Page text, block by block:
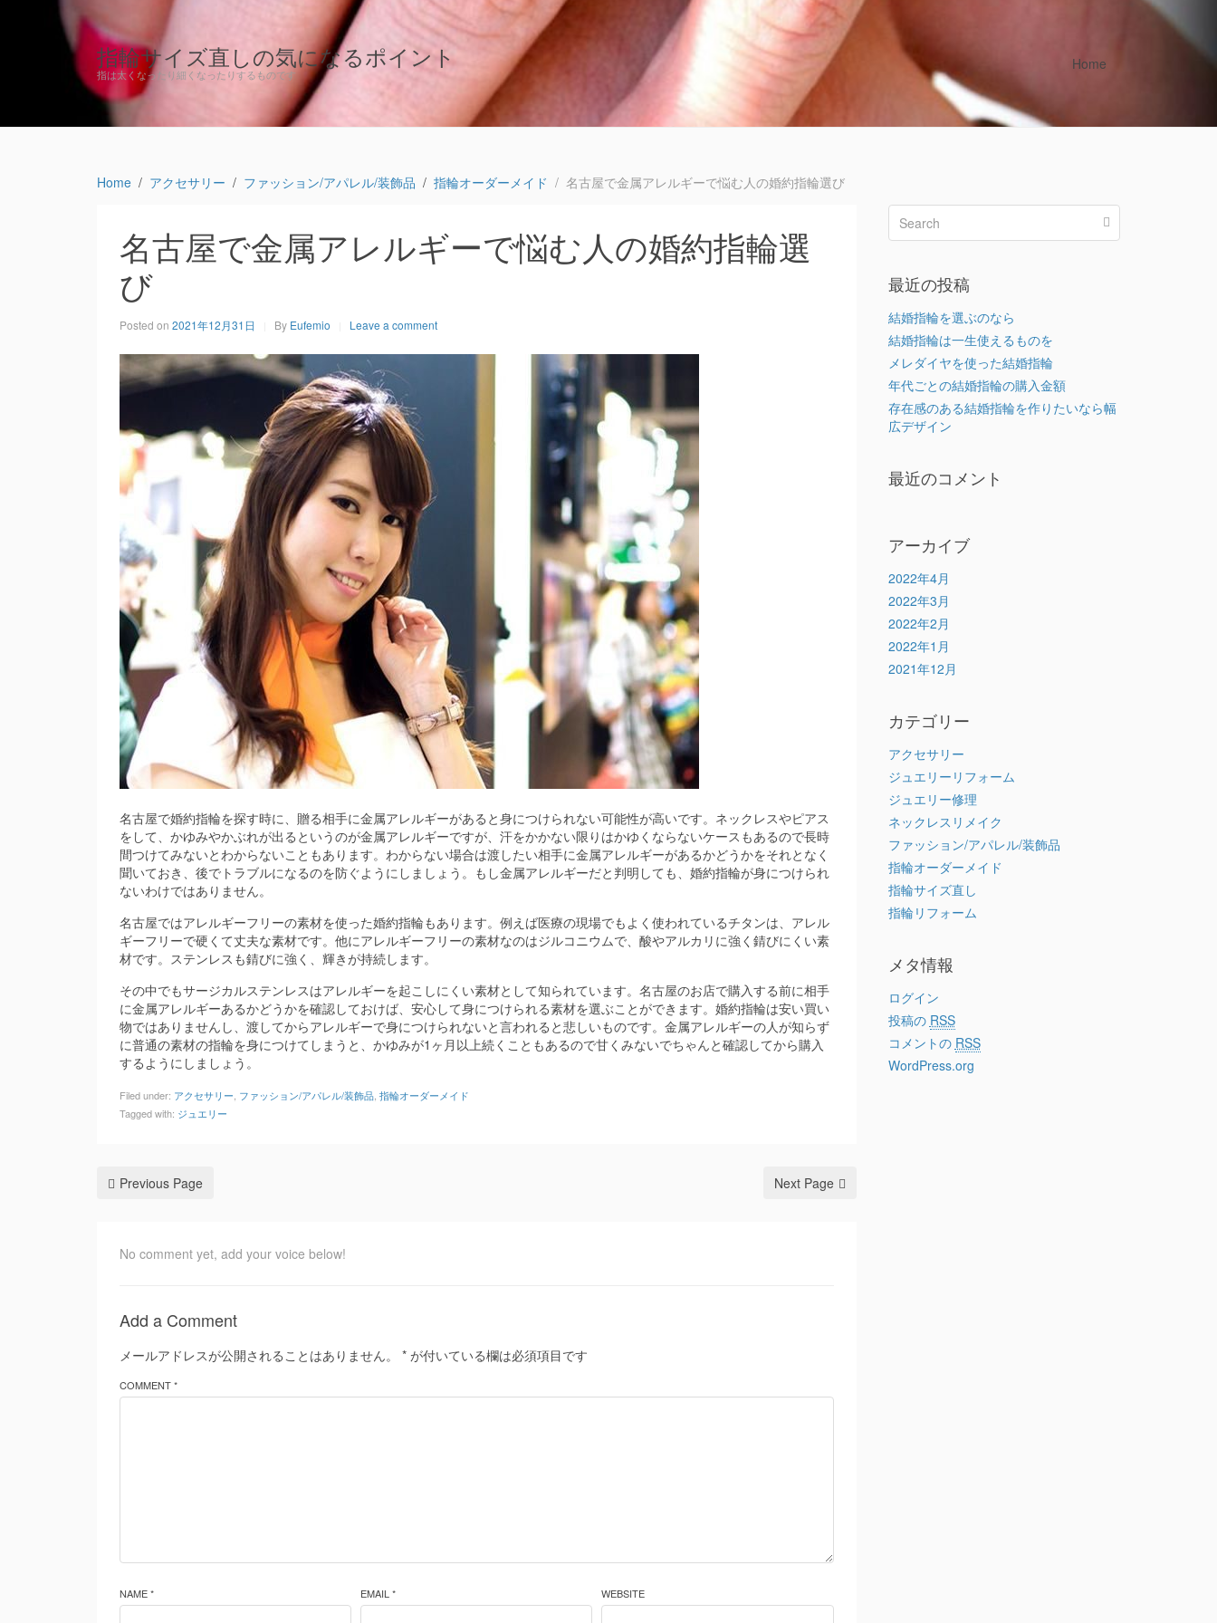
指輪サイズ直しの気になるポイント
指は太くなったり細くなったりするものです
Home
Home アクセサリー ファッション/アパレル/装飾品 指輪オーダーメイド 名古屋で金属アレルギーで悩む人の婚約指輪選び
名古屋で金属アレルギーで悩む人の婚約指輪選
び
Posted on 2021年12月31日 By Eufemio Leave a comment
名古屋で婚約指輪を探す時に、贈る相手に金属アレルギーがあると身につけられない可能性が高いです。 ネックレスやピアス
をして、かゆみやかぶれが出るというのが金属アレルギーですが、汗をかかない限りはかゆくならないケースもあるので長時
間つけてみないとわからないこともあります。わからない場合は渡したい相手に金属アレルギーがあるかどうかをそれとなく
聞いておき、後でトラブルになるのを防ぐようにしましょう。もし金属アレルギーだと判明しても、婚約指輪が身につけられ
ないわけではありません。
名古屋ではアレルギーフリーの素材を使った婚約指輪もあります。例えば医療の現場でもよく使われているチタンは、アレル
ギーフリーで硬くて丈夫な素材です。他にアレルギーフリーの素材なのはジルコニウムで、酸やアルカリに強く錆びにくい素
材です。ステンレスも錆びに強く、輝きが持続します。
その中でもサージカルステンレスはアレルギーを起こしにくい素材として知られています。名古屋のお店で購入する前に相手
に金属アレルギーあるかどうかを確認しておけば、安心して身につけられる素材を選ぶことができます。婚約指輪は安い買い
物ではありませんし、渡してからアレルギーで身につけられないと言われると悲しいものです。金属アレルギーの人が知らず
に普通の素材の指輪を身につけてしまうと、かゆみが1ヶ月以上続くこともあるので甘くみないでちゃんと確認してから購入
するようにしましょう。
Filed under: アクセサリー ファッション/アパレル/装飾品 指輪オーダーメイド
Tagged with: ジュエリー
Previous Page Next Page
No comment yet, add your voice below!
Add a Comment
メールアドレスが公開されることはありません。 * が付いている欄は必須項目です
COMMENT *
NAME * EMAIL * WEBSITE
最近の投稿
結婚指輪を選ぶのなら
結婚指輪は一生使えるものを
メレダイヤを使った結婚指輪
年代ごとの結婚指輪の購入金額
存在感のある結婚指輪を作りたいなら幅
広デザイン
最近のコメント
アーカイブ
2022年4月
2022年3月
2022年2月
2022年1月
2021年12月
カテゴリー
アクセサリー
ジュエリーリフォーム
ジュエリー修理
ネックレスリメイク
ファッション/アパレル/装飾品
指輪オーダーメイド
指輪サイズ直し
指輪リフォーム
メタ情報
ログイン
投稿の RSS
コメントの RSS
WordPress.org